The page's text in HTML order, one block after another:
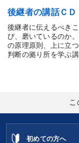
後継者の講話ＣＤ
後継者に伝えるべき
び、磨いているのか
の原理原則、上に立
判断の拠り所を学ぶ
こ
初めての方へ